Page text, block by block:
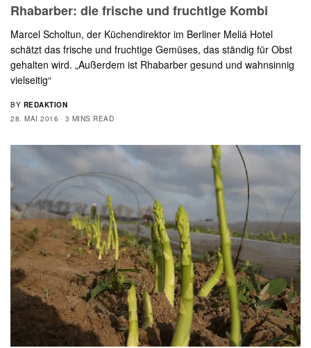
Rhabarber: die frische und fruchtige Kombi
Marcel Scholtun, der Küchendirektor im Berliner Meliá Hotel
schätzt das frische und fruchtige Gemüses, das ständig für Obst
gehalten wird. „Außerdem ist Rhabarber gesund und wahnsinnig
vielseitig“
BY REDAKTION
28. MAI 2016
3 MINS READ